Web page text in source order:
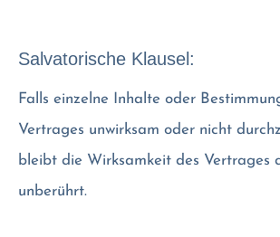
Salvatorische Klausel:
Falls einzelne Inhalte oder
Vertrages unwirksam oder nicht
bleibt die Wirksamkeit des Vertrages
unberührt.